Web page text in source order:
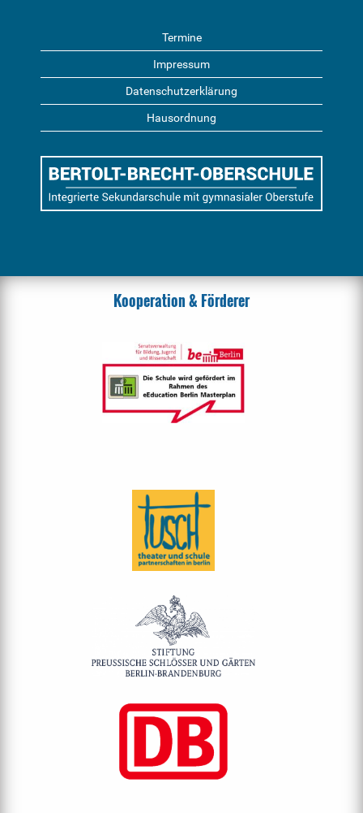
Termine
Impressum
Datenschutzerklärung
Hausordnung
Kooperation & Förderer